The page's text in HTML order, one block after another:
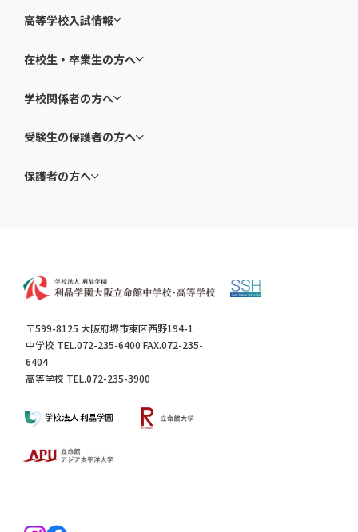
高等学校入試情報
在校生・卒業生の方へ
学校関係者の方へ
受験生の保護者の方へ
保護者の方へ
〒599-8125 大阪府堺市東区西野194-1
中学校 TEL.072-235-6400 FAX.072-235-
6404
高等学校 TEL.072-235-3900